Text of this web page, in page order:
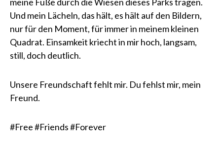
Und mein Lächeln, das hält, es hält auf den Bildern,
nur für den Moment, für immer in meinem kleinen
Quadrat. Einsamkeit kriecht in mir hoch, langsam,
still, doch deutlich.
Unsere Freundschaft fehlt mir. Du fehlst mir, mein
Freund.
#Free #Friends #Forever